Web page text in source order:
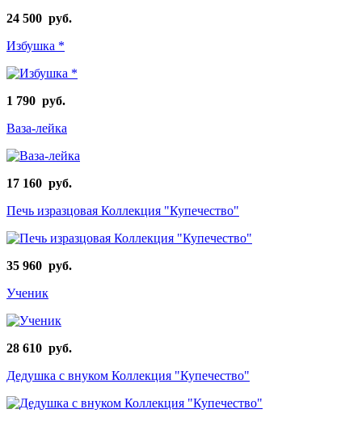
24 500 руб.
Избушка *
1 790 руб.
Ваза-лейка
17 160 руб.
Печь изразцовая Коллекция "Купечество"
35 960 руб.
Ученик
28 610 руб.
Дедушка с внуком Коллекция "Купечество"